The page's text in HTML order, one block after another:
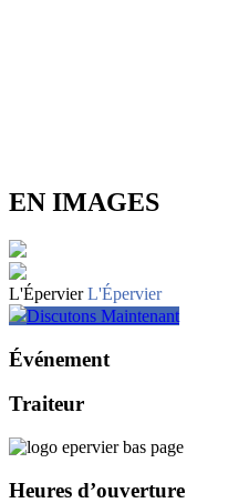
EN IMAGES
L'Épervier L'Épervier
Discutons Maintenant
Événement
Traiteur
Heures d’ouverture